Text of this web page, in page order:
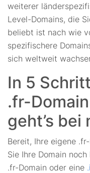
weiterer
Level-Domains, die
beliebt ist nach wie
spezifischere
sich weltweit
In 5
.fr-
geht’s bei
Bereit, Ihre eigene
Sie Ihre Domain
.fr-Domain oder eine